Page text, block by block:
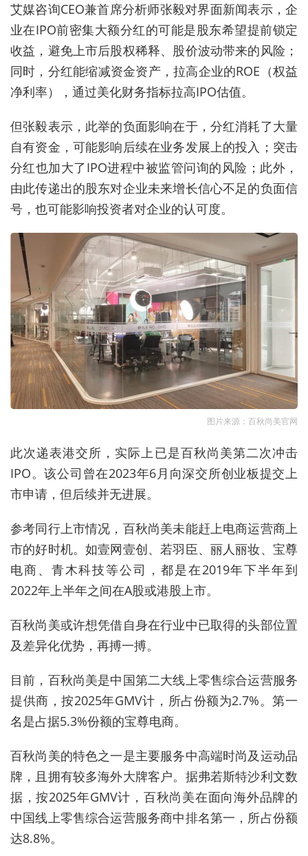
艾媒咨询CEO兼首席分析师张毅对界面新闻表示，企
业在IPO前密集大额分红的可能是股东希望提前锁定
收益，避免上市后股权稀释、股价波动带来的风险；
同时，分红能缩减资金资产，拉高企业的ROE（权益
净利率），通过美化财务指标拉高IPO估值。
但张毅表示，此举的负面影响在于，分红消耗了大量
自有资金，可能影响后续在业务发展上的投入；突击
分红也加大了IPO进程中被监管问询的风险；此外，
由此传递出的股东对企业未来增长信心不足的负面信
号，也可能影响投资者对企业的认可度。
图片来源：百秋尚美官网
此次递表港交所，实际上已是百秋尚美第二次冲击
IPO。该公司曾在2023年6月向深交所创业板提交上
市申请，但后续并无进展。
参考同行上市情况，百秋尚美未能赶上电商运营商上
市的好时机。如壹网壹创、若羽臣、丽人丽妆、宝尊
电商、青木科技等公司，都是在2019年下半年到
2022年上半年之间在A股或港股上市。
百秋尚美或许想凭借自身在行业中已取得的头部位置
及差异化优势，再搏一搏。
目前，百秋尚美是中国第二大线上零售综合运营服务
提供商，按2025年GMV计，所占份额为2.7%。第一
名是占据5.3%份额的宝尊电商。
百秋尚美的特色之一是主要服务中高端时尚及运动品
牌，且拥有较多海外大牌客户。据弗若斯特沙利文数
据，按2025年GMV计，百秋尚美在面向海外品牌的
中国线上零售综合运营服务商中排名第一，所占份额
达8.8%。